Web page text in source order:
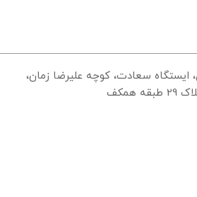
ایستگاه سعادت، کوچه علیرضا زمان،